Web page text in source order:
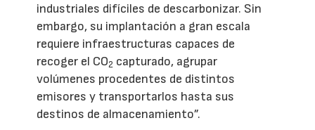
industriales difíciles de descarbonizar. Sin
embargo, su implantación a gran escala
requiere infraestructuras capaces de
recoger el CO2 capturado, agrupar
volúmenes procedentes de distintos
emisores y transportarlos hasta sus
destinos de almacenamiento”.